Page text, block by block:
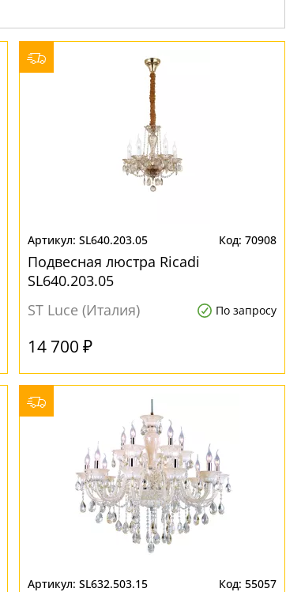
SL640.203.05 70908
Подвесная люстра Ricadi
SL640.203.05
ST Luce (Италия)
По запросу
14 700 ₽
SL632.503.15 55057